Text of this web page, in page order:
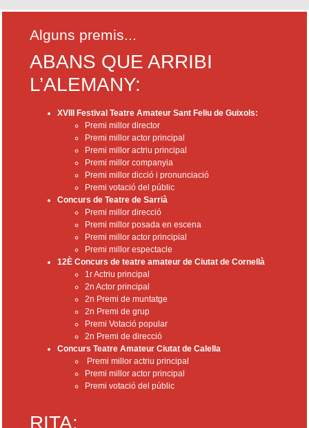
RITA
Companyia 8uit de teatre
Direcció: Mario Ferández
Alguns premis...
ABANS QUE ARRIBI
L’ALEMANY:
XVIII Festival Teatre Amateur Sant Feliu de Guixols:
Premi millor director
Premi millor actor principal
Premi millor actriu principal
Premi millor companyia
Premi millor dicció i pronunciació
Premi votació del públic
Concurs de Teatre de Sarrià
Premi millor direcció
Premi millor posada en escena
Premi millor actor principial
Premi millor espectacle
12È Concurs de teatre amateur de Ciutat de Cornellà
1r Actriu principal
2n Actor principal
2n Premi de muntatge
2n Premi de grup
Premi Votació popular
2n Premi de direcció
Concurs Teatre Amateur Ciutat de Calella
Premi millor actriu principal
Premi millor actor principal
Premi votació del públic
RITA: